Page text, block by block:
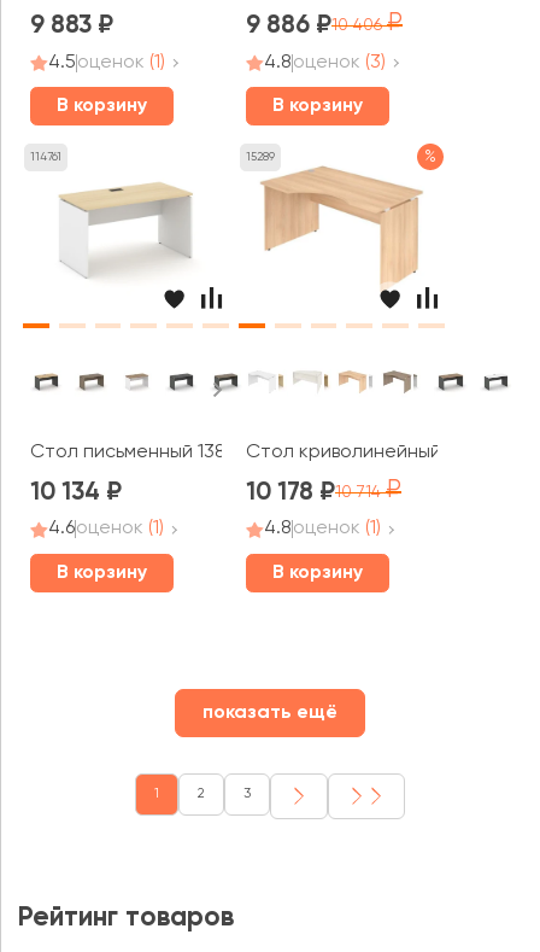
9 883
4.5оценок (1)
В корзину
9 886 10 406
4.8оценок (3)
В корзину
114761
Стол письменный 1380x800x750 Стайл Проджект /
10 134
4.6оценок (1)
В корзину
15289 %
Стол криволинейный левый
10 178 10 714
4.8оценок (1)
В корзину
показать ещё
1 2 3
Рейтинг товаров